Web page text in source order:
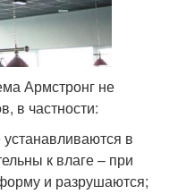
Армстронг не
в частности:
в
к влаге – при
и разрушаются;